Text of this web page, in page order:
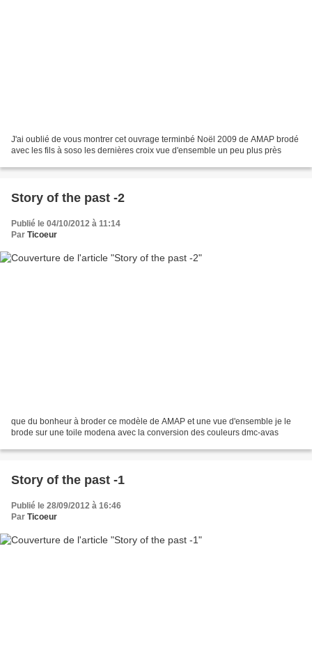
J'ai oublié de vous montrer cet ouvrage terminbé Noël 2009 de AMAP brodé
avec les fils à soso les dernières croix vue d'ensemble un peu plus près
Story of the past -2
Publié le 04/10/2012 à 11:14
Par Ticoeur
que du bonheur à broder ce modèle de AMAP et une vue d'ensemble je le
brode sur une toile modena avec la conversion des couleurs dmc-avas
Story of the past -1
Publié le 28/09/2012 à 16:46
Par Ticoeur